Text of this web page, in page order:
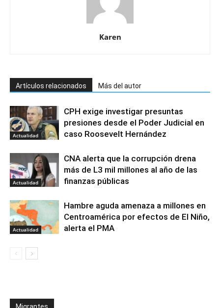
Karen
Artículos relacionados Más del autor
Actualidad
CPH exige investigar presuntas
presiones desde el Poder Judicial en
caso Roosevelt Hernández
Actualidad
CNA alerta que la corrupción drena
más de L3 mil millones al año de las
finanzas públicas
Actualidad
Hambre aguda amenaza a millones en
Centroamérica por efectos de El Niño,
alerta el PMA